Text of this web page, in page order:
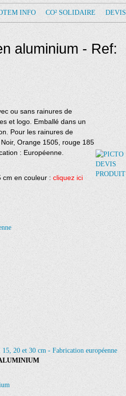
INFO CO² SOLIDAIRE DEVIS
aluminium - Ref:
ou sans rainures de
et logo. Emballé dans un
Pour les rainures de
Orange 1505, rouge 185
: Européenne.
cm en couleur :cliquez ici